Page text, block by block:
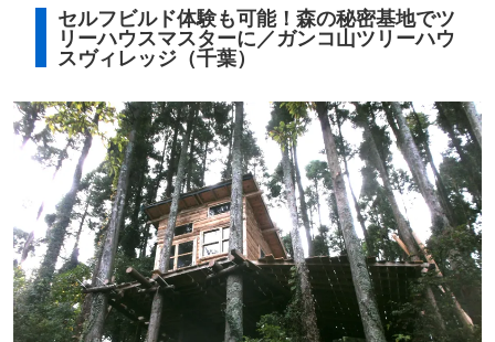
セルフビルド体験も可能！森の秘密基地でツ
リーハウスマスターに／ガンコ山ツリーハウ
スヴィレッジ（千葉）